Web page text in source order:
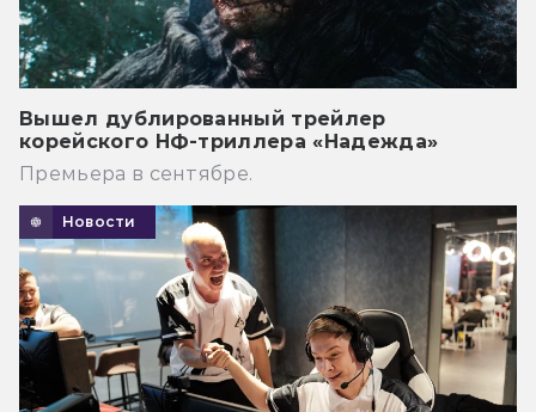
Вышел дублированный трейлер
корейского НФ-триллера «Надежда»
Премьера в сентябре.
Новости